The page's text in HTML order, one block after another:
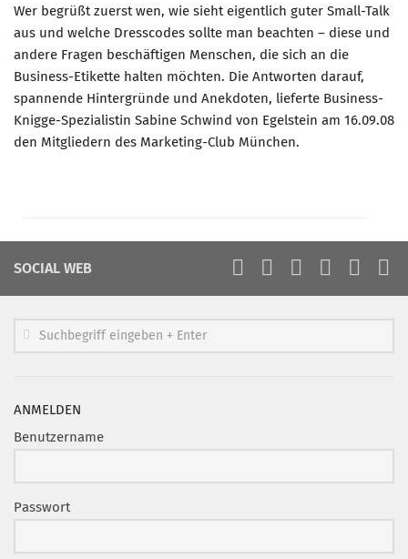
Wer begrüßt zuerst wen, wie sieht eigentlich guter Small-Talk
aus und welche Dresscodes sollte man beachten – diese und
andere Fragen beschäftigen Menschen, die sich an die
Business-Etikette halten möchten. Die Antworten darauf,
spannende Hintergründe und Anekdoten, lieferte Business-
Knigge-Spezialistin Sabine Schwind von Egelstein am 16.09.08
den Mitgliedern des Marketing-Club München.
SOCIAL WEB
ANMELDEN
Benutzername
Passwort